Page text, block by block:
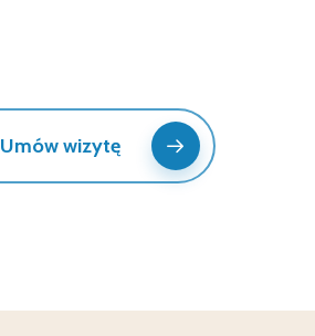
Umów wizytę